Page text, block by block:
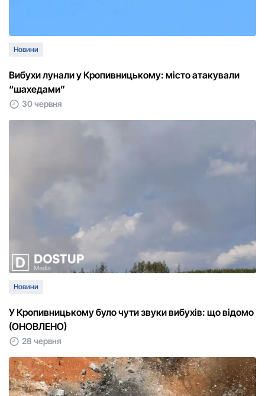
Новини
Вибухи лунали у Кропивницькому: місто атакували
“шахедами”
30 червня
Новини
У Кропивницькому було чути звуки вибухів: що відомо
(ОНОВЛЕНО)
28 червня